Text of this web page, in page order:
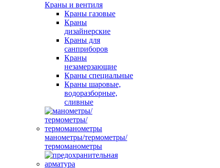
Краны и вентиля
Краны газовые
Краны
дизайнерские
Краны для
санприборов
Краны
незамерзающие
Краны специальные
Краны шаровые,
водоразборные,
сливные
манометры/термометры/
термоманометры